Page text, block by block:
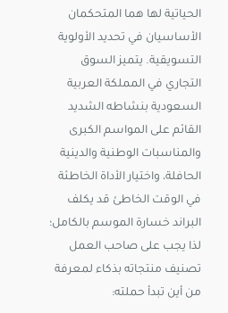
الحياتية لها هما المتحكمان
الأساسيان في تحديد الأولوية
التسويقية. يتميز السوق
التجاري في المملكة العربية
السعودية بنشاطه الشديد
القائم على المواسم الكبرى
والمناسبات الوطنية والدينية
الحافلة، واختيار الأداة الخاطئة
في الوقت الخاطئ قد يكلف
البراند خسارة الموسم بالكامل؛
لذا يجب على صاحب العمل
تصنيف منتجاته بذكاء لمعرفة
من أين تبدأ حملته: